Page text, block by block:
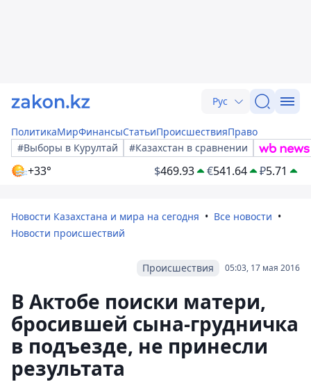
Рус
ПолитикаМирФинансыСтатьиПроисшествияПраво
#Выборы в Курултай
#Казахстан в сравнении
+33° $469.93 €541.64 ₽5.71
Новости Казахстана и мира на сегодня
Все новости
Новости происшествий
05:03, 17 мая 2016
Происшествия
В Актобе поиски матери,
бросившей сына-грудничка
в подъезде, не принесли
результата